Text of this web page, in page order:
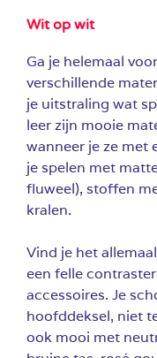
Wit op wit
Ga je helemaal
verschillende
je uitstraling wat
leer zijn mooie
wanneer je ze met
je spelen met
fluweel), stoffen
kralen.
Vind je het
een felle
accessoires. Je
hoofddeksel, niet
ook mooi met